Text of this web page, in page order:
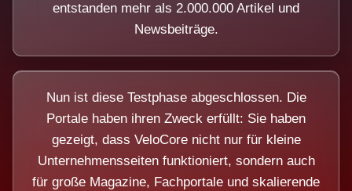
entstanden mehr als 2.000.000 Artikel und
Newsbeiträge.
Nun ist diese Testphase abgeschlossen. Die
Portale haben ihren Zweck erfüllt: Sie haben
gezeigt, dass VeloCore nicht nur für kleine
Unternehmensseiten funktioniert, sondern auch
für große Magazine, Fachportale und skalierende